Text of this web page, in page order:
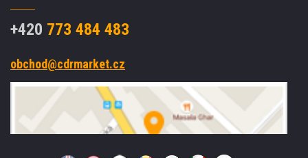
+420 773 484 483
obchod@cdrmarket.cz